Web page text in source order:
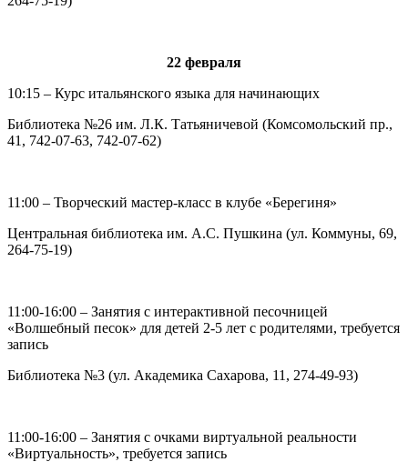
22 февраля
10:15 – Курс итальянского языка для начинающих
Библиотека №26 им. Л.К. Татьяничевой (Комсомольский пр.,
41, 742-07-63, 742-07-62)
11:00 – Творческий мастер-класс в клубе «Берегиня»
Центральная библиотека им. А.С. Пушкина (ул. Коммуны, 69,
264-75-19)
11:00-16:00 – Занятия с интерактивной песочницей
«Волшебный песок» для детей 2-5 лет с родителями, требуется
запись
Библиотека №3 (ул. Академика Сахарова, 11, 274-49-93)
11:00-16:00 – Занятия с очками виртуальной реальности
«Виртуальность», требуется запись